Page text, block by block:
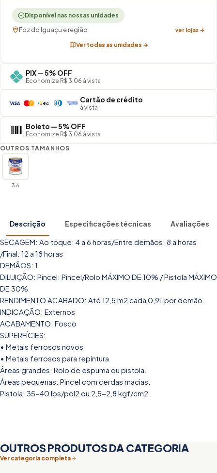
Disponível nas nossas unidades
Foz do Iguaçu e região ver lojas →
Ver todas as unidades →
PIX — 5% OFF
Economize R$ 3,06 à vista
Cartão de crédito
à vista
Boleto — 5% OFF
Economize R$ 3,06 à vista
OUTROS TAMANHOS
3 6
Descrição Especificações técnicas Avaliações
SECAGEM: Ao toque: 4 a 6 horas/Entre demãos: 8 a horas
/Final: 12 a 18 horas
DEMÃOS: 1
DILUIÇÃO: Pincel: Pincel/Rolo MÁXIMO DE 10% / Pistola MÁXIMO
DE 30%
RENDIMENTO ACABADO: Até 12,5 m2 cada 0,9L por demão.
INDICAÇÃO: Externos
ACABAMENTO: Fosco
SUPERFÍCIES:
• Metais ferrosos novos
• Metais ferrosos para repintura
Áreas grandes: Rolo de espuma ou pistola.
Áreas pequenas: Pincel com cerdas macias.
Pistola: 35-40 lbs/pol2 ou 2,5-2,8 kgf/cm2 .
OUTROS PRODUTOS DA CATEGORIA
Ver categoria completa